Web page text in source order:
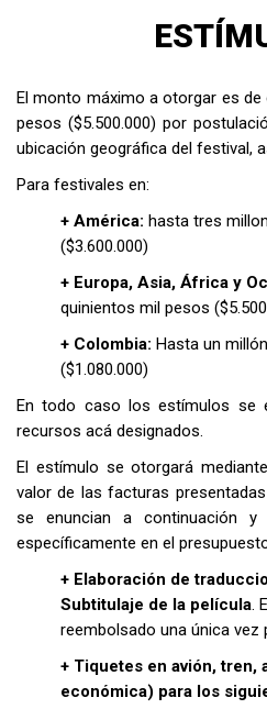
El monto máximo a otorgar es de
pesos ($5.500.000) por
ubicación geográfica del festival,
Para festivales en:
+ América: hasta tres
($3.600.000)
+ Europa, Asia, África y
quinientos mil pesos
+ Colombia: Hasta un
($1.080.000)
En todo caso los estímulos se
recursos acá designados.
El estímulo se otorgará
valor de las facturas
se enuncian a continuación y
específicamente en el
+ Elaboración de
Subtitulaje de la película.
reembolsado una única vez
+ Tiquetes en avión, tren,
económica) para los